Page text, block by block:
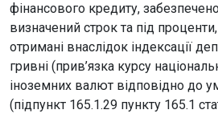
фінансового кредиту,
визначений строк та під
отримані внаслідок індексації
гривні (прив’язка курсу
іноземних валют відповідно до
(підпункт 165.1.29 пункту 165.1